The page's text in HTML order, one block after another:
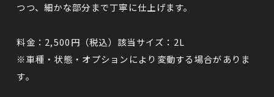
つつ、細かな部分まで丁寧に仕上げます。
料金：2,500円（税込）該当サイズ：2L
※車種・状態・オプションにより変動する場合がありま
す。